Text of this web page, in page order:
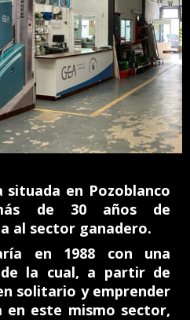
situada en Pozoblanco
de 30 años de
al sector ganadero.
en 1988 con una
de la cual, a partir de
solitario y emprender
en este mismo sector,